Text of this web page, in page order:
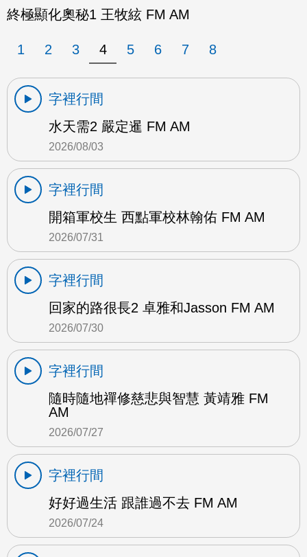
終極顯化奧秘1 王牧絃 FM AM
1 2 3 4 5 6 7 8
字裡行間
水天需2 嚴定暹 FM AM
2026/08/03
字裡行間
開箱軍校生 西點軍校林翰佑 FM AM
2026/07/31
字裡行間
回家的路很長2 卓雅和Jasson FM AM
2026/07/30
字裡行間
隨時隨地禪修慈悲與智慧 黃靖雅 FM
AM
2026/07/27
字裡行間
好好過生活 跟誰過不去 FM AM
2026/07/24